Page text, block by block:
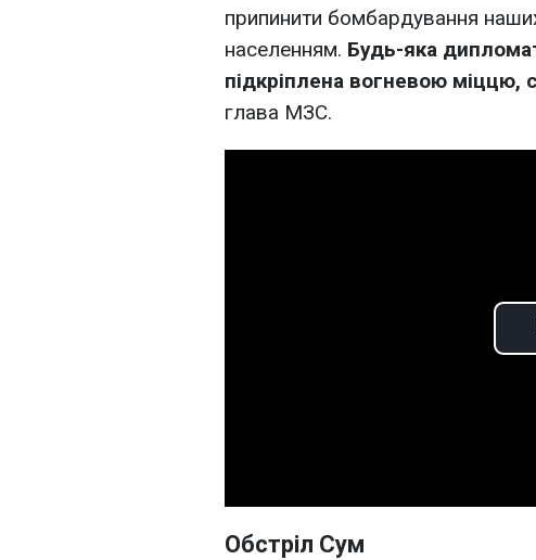
припинити бомбардування
населенням. Будь-яка
підкріплена вогневою міццю,
глава МЗС.
Обстріл Сум